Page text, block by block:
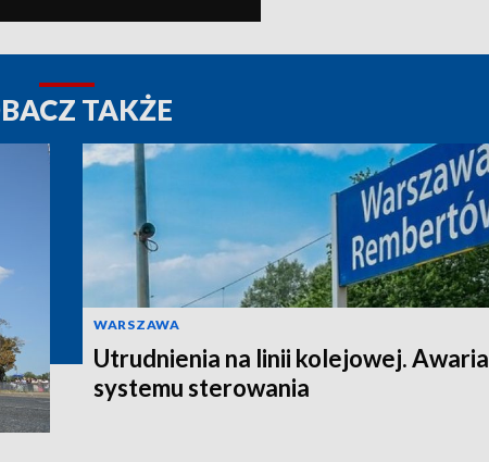
TAKŻE
WARSZAWA
Utrudnienia na linii kolejowej. Awaria
systemu sterowania